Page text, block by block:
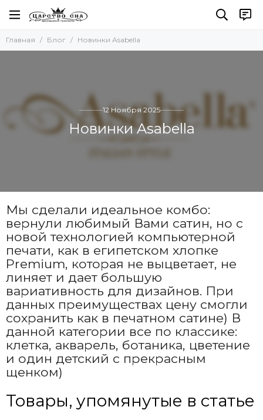
Главная Блог Новинки Asabella
12 Ноября 2025
Новинки Asabella
Мы сделали идеальное комбо:
вернули любимый Вами сатин, но с
новой технологией компьютерной
печати, как в египетском хлопке
Premium, которая не выцветает, не
линяет и дает большую
вариативность для дизайнов. При
данных преимуществах цену смогли
сохранить как в печатном сатине) В
данной категории все по классике:
клетка, акварель, ботаника, цветение
и один детский с прекрасным
щенком)
Товары, упомянутые в статье